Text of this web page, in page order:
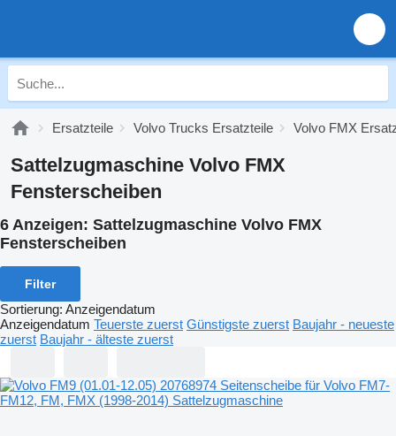
Ersatzteile Volvo Trucks Ersatzteile Volvo FMX
Sattelzugmaschine Volvo FMX
Fensterscheiben
6 Anzeigen: Sattelzugmaschine Volvo FMX
Fensterscheiben
Filter
Sortierung: Anzeigendatum
Anzeigendatum Teuerste zuerst Günstigste zuerst Baujahr - neueste
zuerst Baujahr - älteste zuerst